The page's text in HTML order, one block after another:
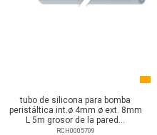
tubo de silicona para bomba
peristáltica int.ø 4mm ø ext. 8mm
L 5m grosor de la pared...
RCH0005709